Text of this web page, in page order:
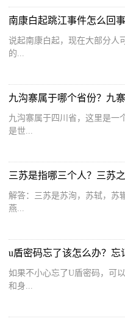
南康白起跳江事件怎么回
说起南康白起，现在大部分人
的...
九沟寨属于哪个省份？九
九沟寨属于四川省，这里是一
是世...
三苏是指哪三个人？三苏
解答：三苏是苏洵，苏轼，苏
燕...
u盾密码忘了该怎么办？忘
如果不小心忘了U盾密码，可
和身...